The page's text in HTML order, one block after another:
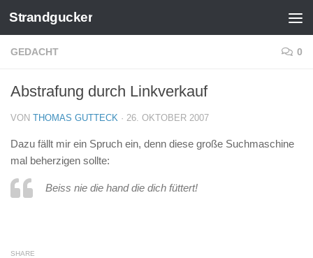
Zum Inhalt springen
Strandgucker
GEDACHT 0
Abstrafung durch Linkverkauf
VON THOMAS GUTTECK · 26. OKTOBER 2007
Dazu fällt mir ein Spruch ein, denn diese große Suchmaschine
mal beherzigen sollte:
Beiss nie die hand die dich füttert!
SHARE